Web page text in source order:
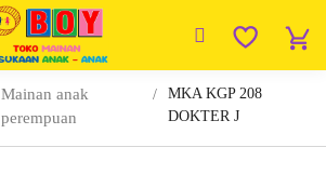
Mainan anak
perempuan
MKA KGP 208
DOKTER J